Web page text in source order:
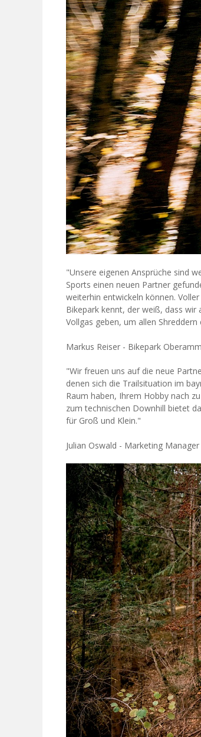
"Unsere eigenen Ansprüche sind
Sports einen neuen Partner
weiterhin entwickeln können.
Bikepark kennt, der weiß, dass wir
Vollgas geben, um allen
Markus Reiser - Bikepark
"Wir freuen uns auf die neue
denen sich die Trailsituation im
Raum haben, Ihrem Hobby nach
zum technischen Downhill bietet
für Groß und Klein."
Julian Oswald - Marketing